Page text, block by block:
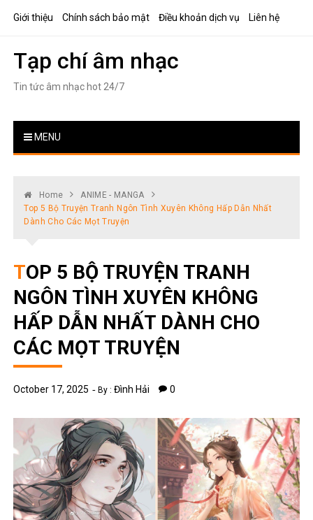
Giới thiệu Chính sách bảo mật Điều khoản dịch vụ Liên hệ
Tạp chí âm nhạc
Tin tức âm nhạc hot 24/7
MENU
Home
ANIME - MANGA
Top 5 Bộ Truyện Tranh Ngôn Tình Xuyên Không Hấp Dẫn Nhất
Dành Cho Các Mọt Truyện
TOP 5 BỘ TRUYỆN TRANH
NGÔN TÌNH XUYÊN KHÔNG
HẤP DẪN NHẤT DÀNH CHO
CÁC MỌT TRUYỆN
October 17, 2025 By :Đình Hải 0